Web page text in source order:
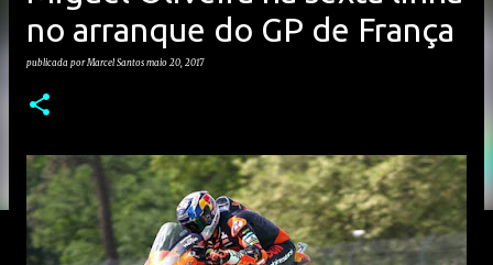
no arranque do GP de França
publicada porMarcel Santos maio 20, 2017